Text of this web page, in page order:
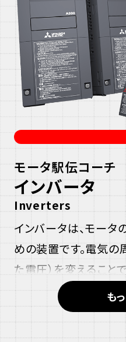
モータ駅伝コーチ
インバータ
Inverters
インバータは、モー
めの装置です。電気の
た電圧）を変えること
由にコントロールでき
や、ものを運ぶコンベ
も